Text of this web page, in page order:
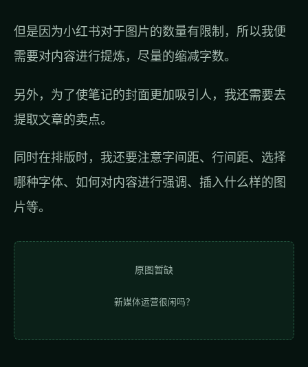
但是因为小红书对于图片的数量有限制，所以我便
需要对内容进行提炼，尽量的缩减字数。
另外，为了使笔记的封面更加吸引人，我还需要去
提取文章的卖点。
同时在排版时，我还要注意字间距、行间距、选择
哪种字体、如何对内容进行强调、插入什么样的图
片等。
原图暂缺
新媒体运营很闲吗？